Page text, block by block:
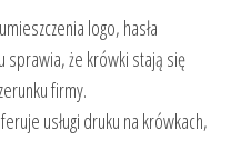
logo, hasła
sprawia, że krówki stają się
firmy.
usługi druku na krówkach,